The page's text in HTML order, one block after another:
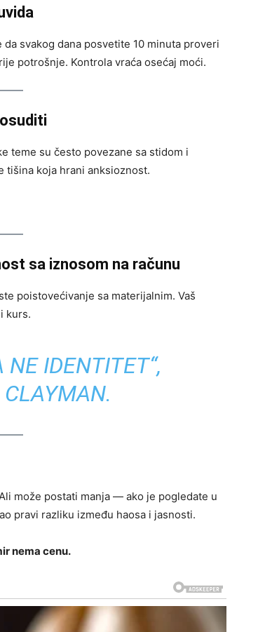
svakog dana posvetite 10 minuta proveri
potrošnje. Kontrola vraća osećaj moći.
teme su često povezane sa stidom i
tišina koja hrani anksioznost.
sa iznosom na računu
poistovećivanje sa materijalnim. Vaš
kurs.
NE IDENTITET“,
CLAYMAN.
može postati manja — ako je pogledate u
pravi razliku između haosa i jasnosti.
nema cenu.